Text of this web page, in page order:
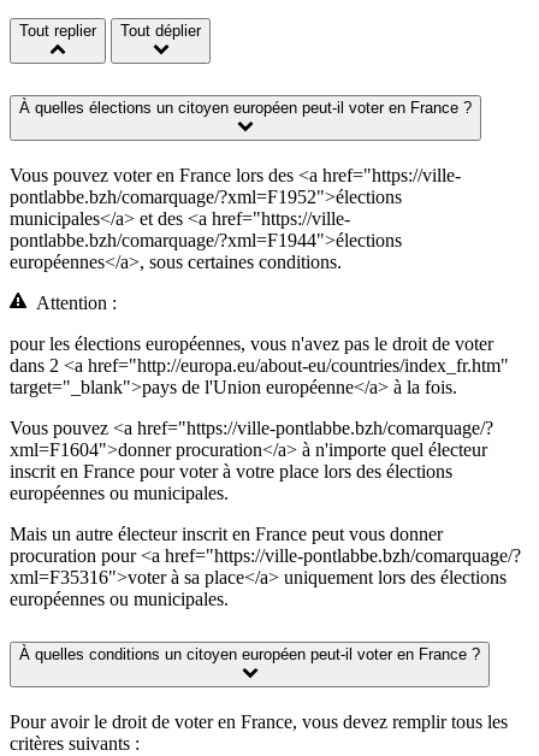
Tout replier Tout déplier
À quelles élections un citoyen européen peut-il voter en France ?
Vous pouvez voter en France lors des <a href="https://ville-
pontlabbe.bzh/comarquage/?xml=F1952">élections
municipales</a> et des <a href="https://ville-
pontlabbe.bzh/comarquage/?xml=F1944">élections
européennes</a>, sous certaines conditions.
Attention :
pour les élections européennes, vous n'avez pas le droit de voter
dans 2 <a href="http://europa.eu/about-eu/countries/index_fr.htm"
target="_blank">pays de l'Union européenne</a> à la fois.
Vous pouvez <a href="https://ville-pontlabbe.bzh/comarquage/?
xml=F1604">donner procuration</a> à n'importe quel électeur
inscrit en France pour voter à votre place lors des élections
européennes ou municipales.
Mais un autre électeur inscrit en France peut vous donner
procuration pour <a href="https://ville-pontlabbe.bzh/comarquage/?
xml=F35316">voter à sa place</a> uniquement lors des élections
européennes ou municipales.
À quelles conditions un citoyen européen peut-il voter en France ?
Pour avoir le droit de voter en France, vous devez remplir tous les
critères suivants :